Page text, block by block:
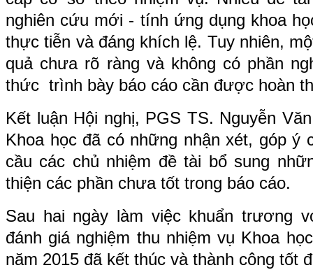
nghiên cứu mới - tính ứng dụng khoa
thực tiễn và đáng khích lệ. Tuy nhiên,
quả chưa rõ ràng và không có phần
thức trình bày báo cáo cần được hoàn
Kết luận Hội nghị, PGS TS. Nguyễn
Khoa học đã có những nhận xét, góp ý
cầu các chủ nhiệm đề tài bổ sung
thiện các phần chưa tốt trong báo cáo.
Sau hai ngày làm việc khuẩn trương
đánh giá nghiệm thu nhiệm vụ Khoa
năm 2015 đã kết thúc và thành công tốt